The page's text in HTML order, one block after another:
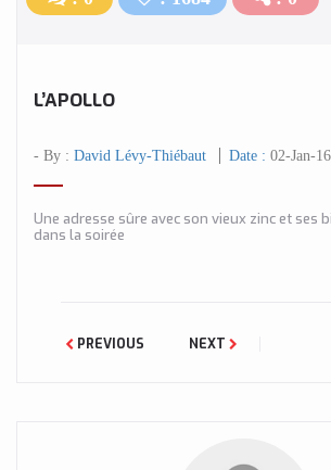
L’APOLLO
- By : David Lévy-Thiébaut Date : 02-Jan-16
Une adresse sûre avec son vieux zinc et ses
dans la soirée
PREVIOUS NEXT